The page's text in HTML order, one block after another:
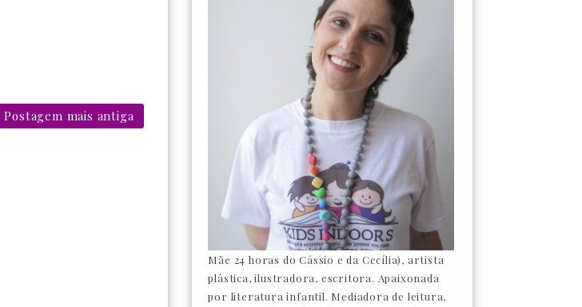
Postagem mais antiga
Mãe 24 horas do Cássio e da Cecília), artista
plástica, ilustradora, escritora. Apaixonada
por literatura infantil. Mediadora de leitura,